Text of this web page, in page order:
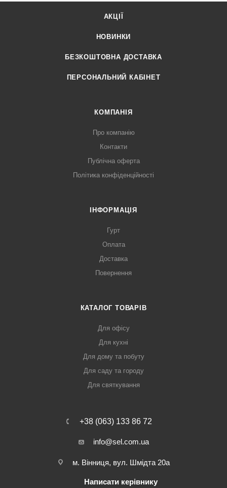
АКЦІЇ
НОВИНКИ
БЕЗКОШТОВНА ДОСТАВКА
ПЕРСОНАЛЬНИЙ КАБІНЕТ
КОМПАНІЯ
Про компанію
Контакти
Публічна оферта
Політика конфіденційності
ІНФОРМАЦІЯ
Гурт
Оплата
Доставка
Повернення
КАТАЛОГ ТОВАРІВ
Для офісу
Для кухні
Для дому та побуту
Для саду та городу
Для святкування
+38 (063) 133 86 72
info@sel.com.ua
м. Вінниця, вул. Шмідта 20а
Написати керівнику